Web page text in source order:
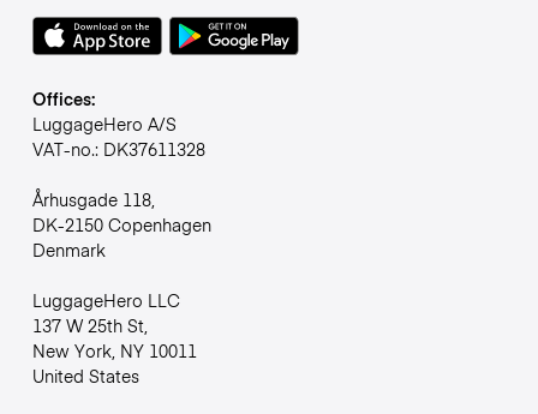
Offices:
LuggageHero A/S
VAT-no.: DK37611328
Århusgade 118,
DK-2150 Copenhagen
Denmark
LuggageHero LLC
137 W 25th St,
New York, NY 10011
United States